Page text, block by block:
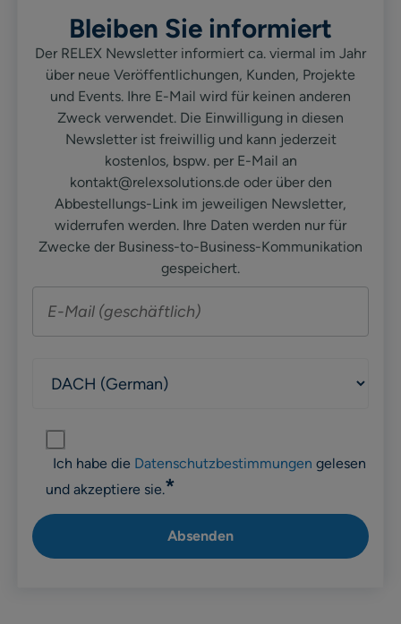
Bleiben Sie informiert
Der RELEX Newsletter informiert ca. viermal im Jahr
über neue Veröffentlichungen, Kunden, Projekte
und Events. Ihre E-Mail wird für keinen anderen
Zweck verwendet. Die Einwilligung in diesen
Newsletter ist freiwillig und kann jederzeit
kostenlos, bspw. per E-Mail an
kontakt@relexsolutions.de oder über den
Abbestellungs-Link im jeweiligen Newsletter,
widerrufen werden. Ihre Daten werden nur für
Zwecke der Business-to-Business-Kommunikation
gespeichert.
Ich habe die Datenschutzbestimmungen gelesen
und akzeptiere sie.*